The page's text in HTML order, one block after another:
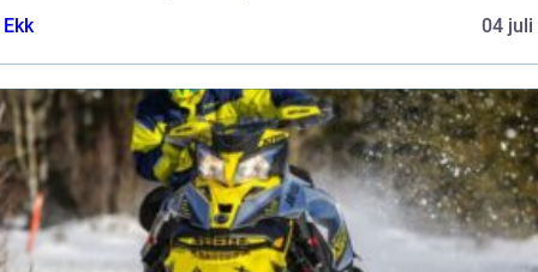
04 juli